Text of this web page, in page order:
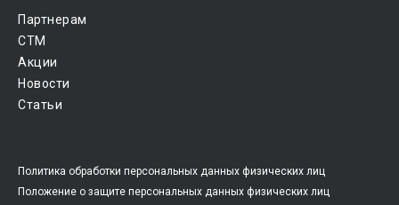
Партнерам
CTM
Акции
Новости
Статьи
Политика обработки персональных данных физических лиц
Положение о защите персональных данных физических лиц